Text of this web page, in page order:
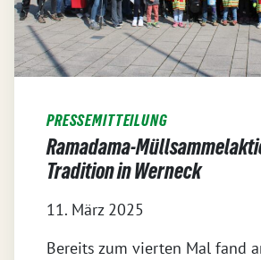
PRESSEMITTEILUNG
Ramadama-
Tradition in Werneck
11. März 2025
Bereits zum vierten Mal fand